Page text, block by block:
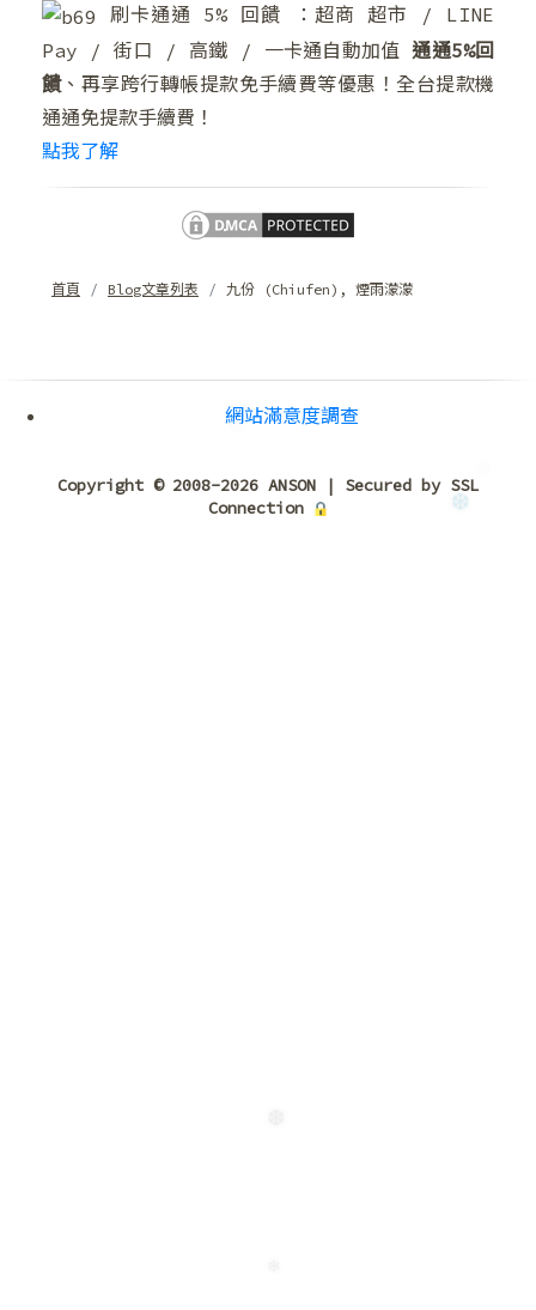
刷卡通通 5% 回饋 ：超商 超市 / LINE
Pay / 街口 / 高鐵 / 一卡通自動加值通通5%回
饋、再享跨行轉帳提款免手續費等優惠！全台提款機
通通免提款手續費！
點我了解
首頁 Blog文章列表 九份 (Chiufen), 煙雨濛濛
網站滿意度調查
Copyright © 2008-2026 ANSON | Secured by SSL
Connection
❅
❆ ❅